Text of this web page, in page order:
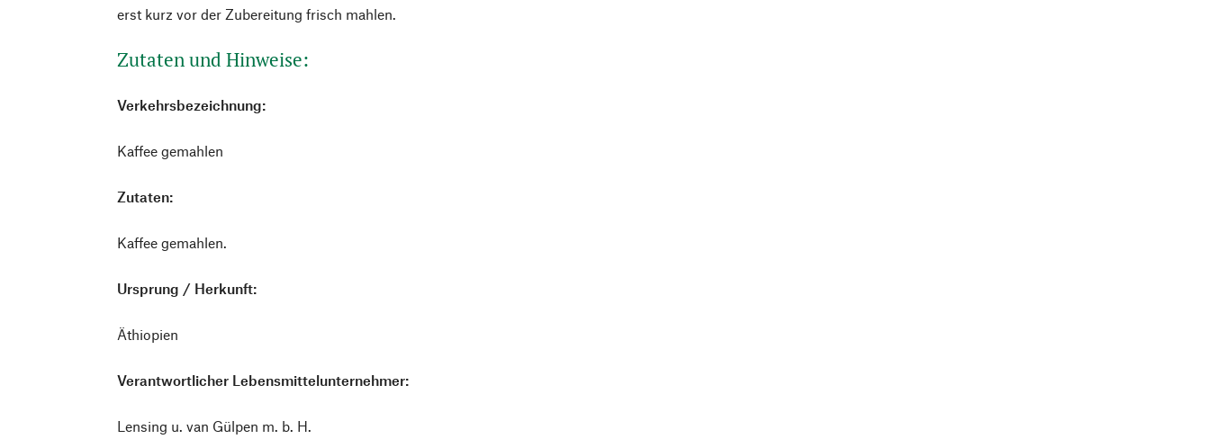
erst kurz vor der Zubereitung frisch mahlen.
Zutaten und Hinweise:
Verkehrsbezeichnung:
Kaffee gemahlen
Zutaten:
Kaffee gemahlen.
Ursprung / Herkunft:
Äthiopien
Verantwortlicher Lebensmittelunternehmer:
Lensing u. van Gülpen m. b. H.